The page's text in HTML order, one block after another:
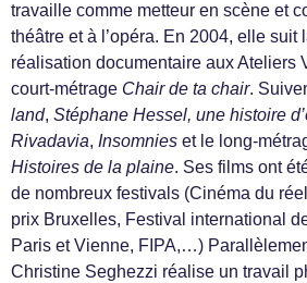
travaille comme metteur en scène et
théâtre et à l’opéra. En 2004, elle suit
réalisation documentaire aux Ateliers
court-métrage Chair de ta chair.
land, Stéphane Hessel, une histoire
Rivadavia, Insomnies et le long-
Histoires de la plaine. Ses films ont
de nombreux festivals (Cinéma du
prix Bruxelles, Festival international
Paris et Vienne, FIPA,…)
Christine Seghezzi réalise un travail